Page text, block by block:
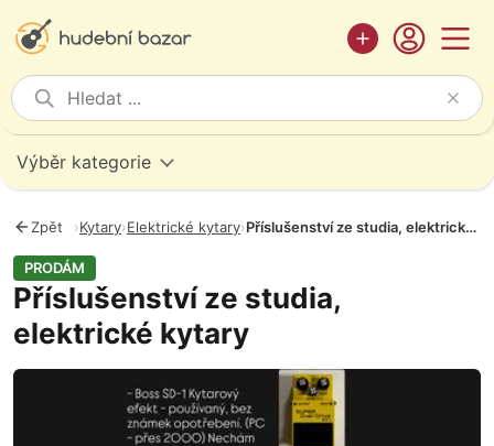
Výběr kategorie
Zpět ›Kytary›Elektrické kytary› Příslušenství ze studia, elektrické kytary
PRODÁM
Příslušenství ze studia,
elektrické kytary
Fotografie